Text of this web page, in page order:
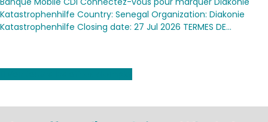
Katastrophenhilfe Country: Senegal Organization: Diakonie
Katastrophenhilfe Closing date: 27 Jul 2026 TERMES DE…